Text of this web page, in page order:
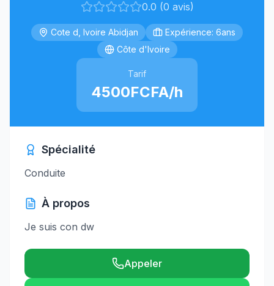
0.0 (0 avis)
Cote d, Ivoire Abidjan
Expérience: 6ans
Côte d'Ivoire
Tarif
4500FCFA/h
Spécialité
Conduite
À propos
Je suis con dw
Appeler